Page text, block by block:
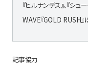
『ヒルナンデス』、『シュ
WAVE『GOLD RUSH』
記事協力